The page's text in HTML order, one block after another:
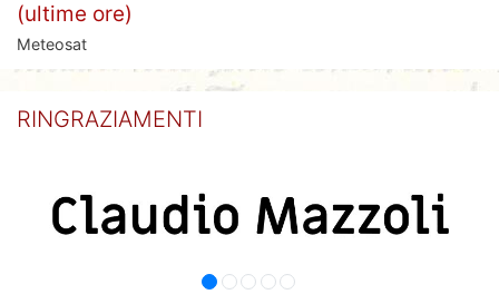
(ultime ore)
Meteosat
RINGRAZIAMENTI